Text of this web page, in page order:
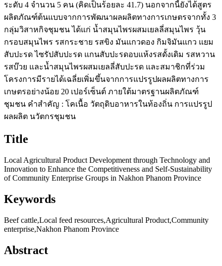
ระดับ 4 จำนวน 5 คน (คิดเป็นร้อยละ 41.7) นอกจากนี้ยังได้สูตร
ผลิตภัณฑ์ต้นแบบจากการพัฒนาผลผลิตทางการเกษตรจากทั้ง 3
กลุ่มวิสาหกิจชุมชน ได้แก่ น้ำสมุนไพรผสมเยลลี่สมุนไพร วุ้น
กรอบสมุนไพร รสกระชาย รสขิง มันแกวดอง กิมจิมันแกว แยม
สับปะรด ไซรัปสับปะรด แกนสับปะรดอบแห้งรสดั้งเดิม รสหวาน
รสบ๊วย และน้ำสมุนไพรผสมเยลลี่สับปะรด และสมาชิกที่ร่วม
โครงการมีรายได้เฉลี่ยเพิ่มขึ้นจากการแปรรูปผลผลิตทางการ
เกษตรอย่างน้อย 20 เปอร์เซ็นต์ ภายใต้มาตรฐานผลิตภัณฑ์
ชุมชน คำสำคัญ : โคเนื้อ วัตถุดิบอาหารในท้องถิ่น การแปรรูป
ผลผลิต นวัตกรชุมชน
Title
Local Agricultural Product Development through Technology and
Innovation to Enhance the Competitiveness and Self-Sustainability
of Community Enterprise Groups in Nakhon Phanom Province
Keywords
Beef cattle,Local feed resources,Agricultural Product,Community
enterprise,Nakhon Phanom Province
Abstract